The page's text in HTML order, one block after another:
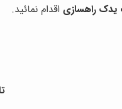
یدک راهسازی اقدام نمائید.